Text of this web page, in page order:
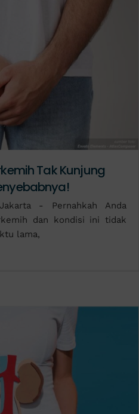
Tak Kunjung
- Pernahkah Anda
dan kondisi ini tidak
lama,